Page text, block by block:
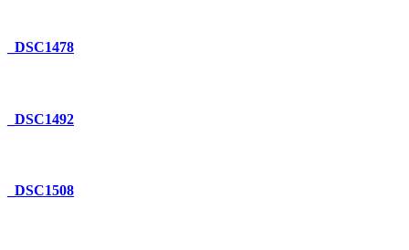
_DSC1478
_DSC1492
_DSC1508